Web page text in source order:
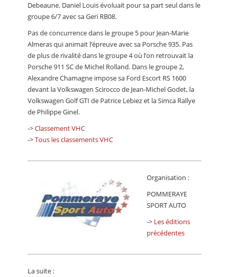
Debeaune. Daniel Louis évoluait pour sa part seul dans le
groupe 6/7 avec sa Geri RB08.
Pas de concurrence dans le groupe 5 pour Jean-Marie
Almeras qui animait l’épreuve avec sa Porsche 935. Pas
de plus de rivalité dans le groupe 4 où l’on retrouvait la
Porsche 911 SC de Michel Rolland. Dans le groupe 2,
Alexandre Chamagne impose sa Ford Escort RS 1600
devant la Volkswagen Scirocco de Jean-Michel Godet, la
Volkswagen Golf GTI de Patrice Lebiez et la Simca Rallye
de Philippe Ginel.
->Classement VHC
->Tous les classements VHC
Organisation :
POMMERAYE
SPORT AUTO
-> Les éditions
précédentes
La suite :